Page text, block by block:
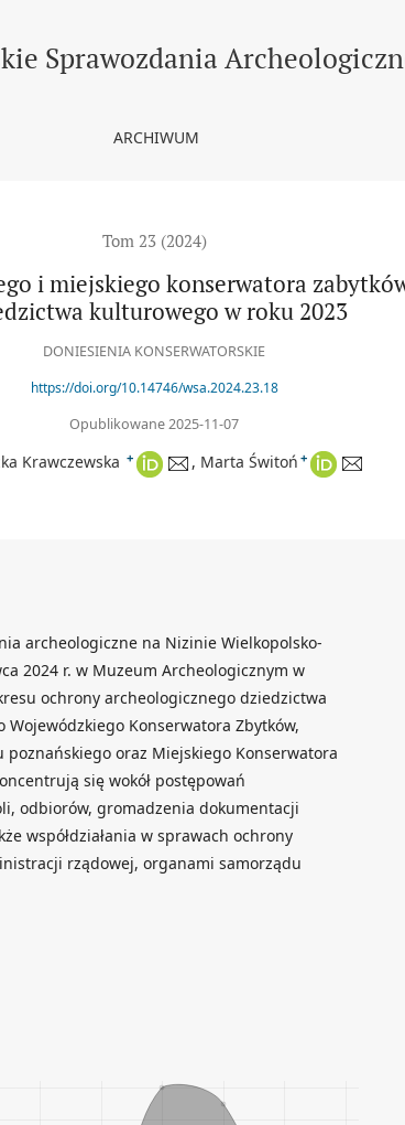
zabytków w zakresie archeologicznego
Sprawozdania
ARCHIWUM
Tom 23 (2024)
i miej­skiego konserwatora
kulturowego w roku 2023
DONIESIENIA KONSERWATORSKIE
https://doi.org/10.14746/wsa.2024.23.18
Opublikowane 2025-11-07
Krawczewska + Marta Świtoń +
archeologiczne na Nizinie Wielkopolsko-
2024 r. w Muzeum Archeologicznym w
ochrony archeologicznego dziedzictwa
Konserwatora Zbytków,
oraz Miejskiego Konserwatora
się wokół postępowań
odbiorów, gromadzenia dokumentacji
współdziałania w sprawach ochrony
rządowej, organami samorządu